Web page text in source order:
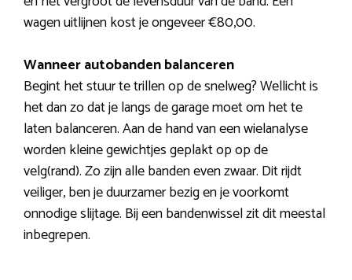
wagen uitlijnen kost je ongeveer €80,00.
Wanneer autobanden balanceren
Begint het stuur te trillen op de snelweg? Wellicht is
het dan zo dat je langs de garage moet om het te
laten balanceren. Aan de hand van een wielanalyse
worden kleine gewichtjes geplakt op op de
velg(rand). Zo zijn alle banden even zwaar. Dit rijdt
veiliger, ben je duurzamer bezig en je voorkomt
onnodige slijtage. Bij een bandenwissel zit dit meestal
inbegrepen.